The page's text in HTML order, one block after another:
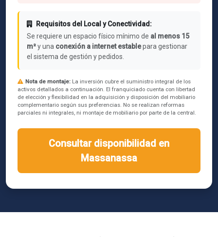
Requisitos del Local y Conectividad:
Se requiere un espacio físico mínimo de al menos 15
m²y una conexión a internet establepara gestionar
el sistema de gestión y pedidos.
Nota de montaje: La inversión cubre el suministro integral de los
activos detallados a continuación. El franquiciado cuenta con libertad
de elección y flexibilidad en la adquisición y disposición del mobiliario
complementario según sus preferencias. No se realizan reformas
parciales ni integrales, ni montaje de mobiliario por parte de la central.
Consultar disponibilidad en
Massanassa